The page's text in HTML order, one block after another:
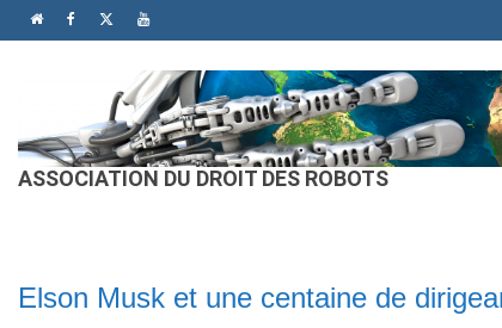
ASSOCIATION DU DROIT DES ROBOTS
Elson Musk et une centaine de